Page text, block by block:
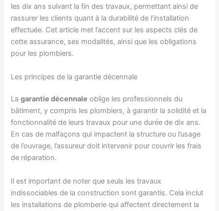
les dix ans suivant la fin des travaux, permettant ainsi de
rassurer les clients quant à la durabilité de l’installation
effectuée. Cet article met l’accent sur les aspects clés de
cette assurance, ses modalités, ainsi que les obligations
pour les plombiers.
Les principes de la garantie décennale
Lagarantie décennale oblige les professionnels du
bâtiment, y compris les plombiers, à garantir la solidité et la
fonctionnalité de leurs travaux pour une durée de dix ans.
En cas de malfaçons qui impactent la structure ou l’usage
de l’ouvrage, l’assureur doit intervenir pour couvrir les frais
de réparation.
Il est important de noter que seuls les travaux
indissociables de la construction sont garantis. Cela inclut
les installations de plomberie qui affectent directement la